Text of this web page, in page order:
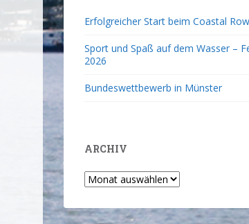
Erfolgreicher Start beim Coastal
Sport und Spaß auf dem Wasser –
2026
Bundeswettbewerb in Münster
ARCHIV